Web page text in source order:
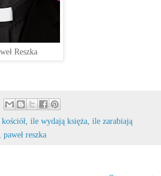
Reszka
ile wydają księża ile zarabiają
paweł reszka